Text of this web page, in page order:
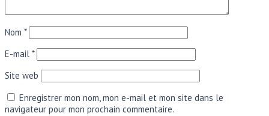
Nom *
E-mail *
Site web
Enregistrer mon nom, mon e-mail et mon site dans le
navigateur pour mon prochain commentaire.